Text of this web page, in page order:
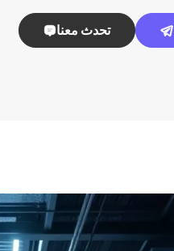
تحدث معنا